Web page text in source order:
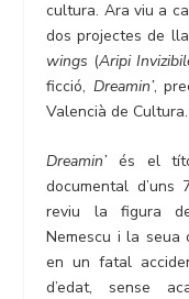
cultura. Ara viu a
dos projectes de
wings (Aripi
ficció, Dreamin’,
Valencià de Cultura.
Dreamin’és el títol
documental
reviu la figura
Nemescu i la seua
en un fatal
d’edat, sense